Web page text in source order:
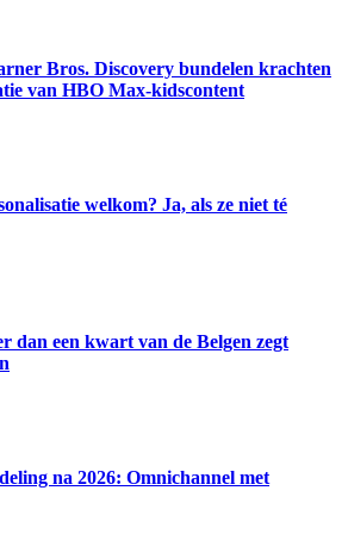
Bros. Discovery bundelen krachten
van HBO Max-kidscontent
welkom? Ja, als ze niet té
dan een kwart van de Belgen zegt
na 2026: Omnichannel met